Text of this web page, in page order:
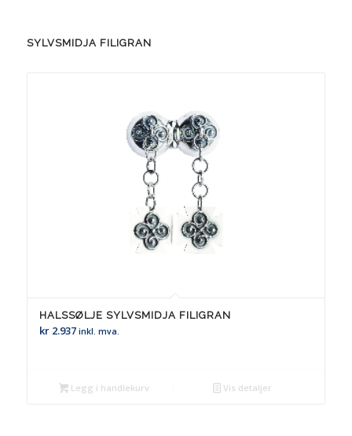
SYLVSMIDJA FILIGRAN
HALSSØLJE SYLVSMIDJA FILIGRAN
kr2.937 inkl. mva.
Legg i handlekurv Vis detaljer